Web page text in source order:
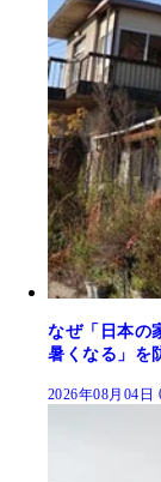
なぜ「日本の
暑くなる」を
2026年08月04日